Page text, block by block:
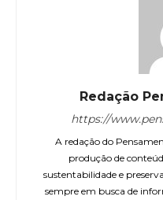
Redação
https://
A redação do
produção de
sustentabilidade e
sempre em busca de